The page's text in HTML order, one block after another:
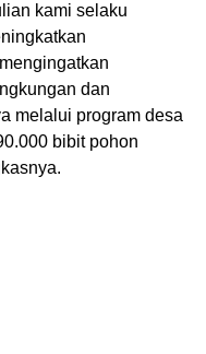
kami selaku
dan
melalui program desa
bibit pohon